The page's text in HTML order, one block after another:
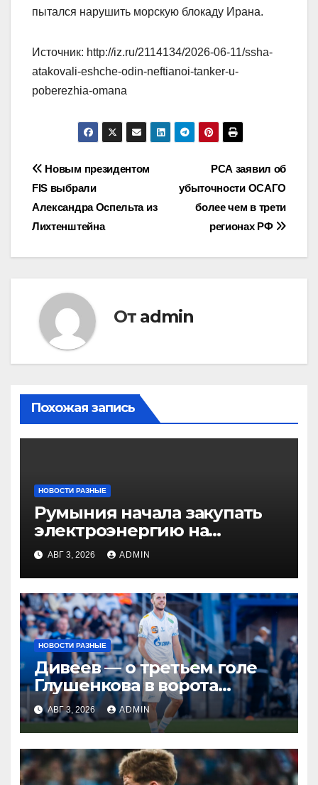
пытался нарушить морскую блокаду Ирана.
Источник: http://iz.ru/2114134/2026-06-11/ssha-
atakovali-eshche-odin-neftianoi-tanker-u-
poberezhia-omana
Навигация
по
записям
РСА заявил об
убыточности ОСАГО
более чем в трети
регионах РФ
Новым президентом
FIS выбрали
Александра Оспельта из
Лихтенштейна
От admin
Похожая запись
НОВОСТИ РАЗНЫЕ
Румыния начала закупать
электроэнергию на
Украине из-за дефицита
АВГ 3, 2026 ADMIN
НОВОСТИ РАЗНЫЕ
Дивеев — о третьем голе
Глушенкова в ворота
«Оренбурга»: «Напомнил
Джону Джону, что
наигрывали в такой
ситуации»
АВГ 3, 2026 ADMIN